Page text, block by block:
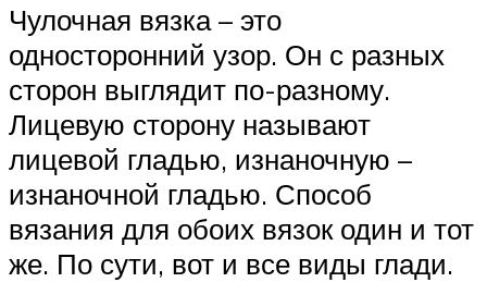
Чулочная вязка – это
односторонний узор. Он с разных
сторон выглядит по-разному.
Лицевую сторону называют
лицевой гладью, изнаночную –
изнаночной гладью. Способ
вязания для обоих вязок один и тот
же. По сути, вот и все виды глади.